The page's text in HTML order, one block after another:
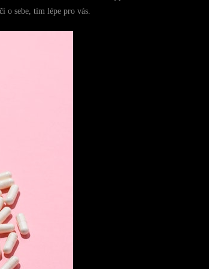
o sebe, tím lépe pro vás.